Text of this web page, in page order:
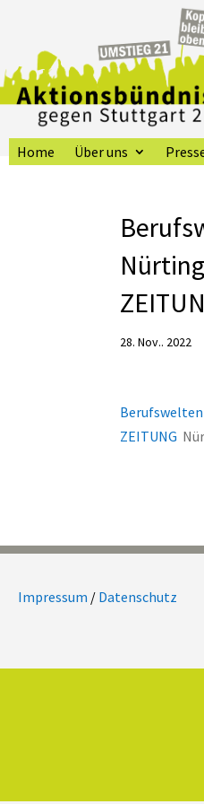
Home Über uns
28. Nov.. 2022
ZEITUNG
Impressum / Datenschutz